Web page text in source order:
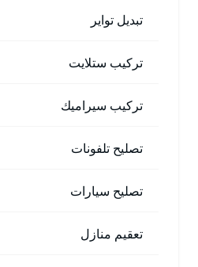
تبديل تواير
تركيب ستلايت
تركيب سيراميك
تصليح تلفونات
تصليح سيارات
تعقيم منازل